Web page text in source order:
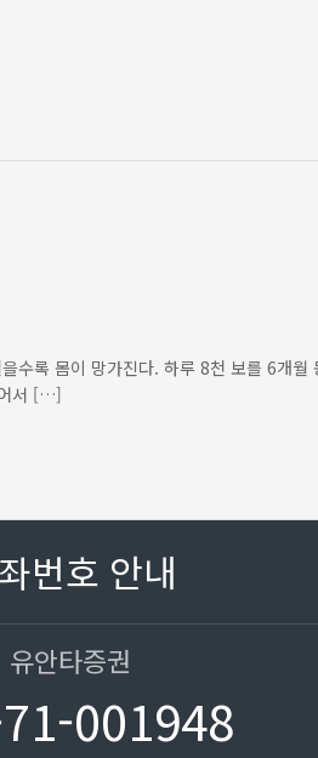
수록 몸이 망가진다. 하루 8천 보를 6개월
어서 […]
번호 안내
유안타증권
001948